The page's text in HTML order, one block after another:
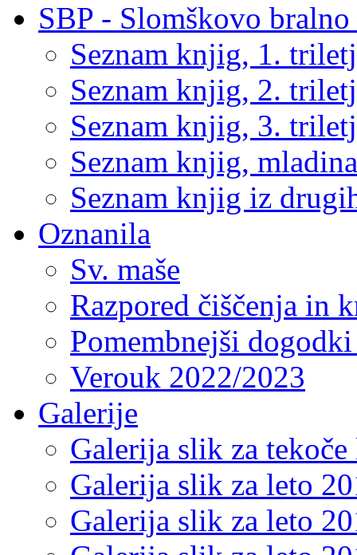
SBP - Slomškovo
Seznam knjig, 1.
Seznam knjig, 2.
Seznam knjig, 3.
Seznam knjig, mladina
Seznam knjig iz
Oznanila
Sv. maše
Razpored čiščenja in
Pomembnejši
Verouk 2022/2023
Galerije
Galerija slik za tekoče
Galerija slik za leto
Galerija slik za leto